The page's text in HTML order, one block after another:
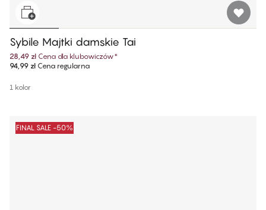
Sybile Majtki damskie Tai
28,49 zł Cena dla klubowiczów*
94,99 złCena regularna
1 kolor
FINAL SALE -50%